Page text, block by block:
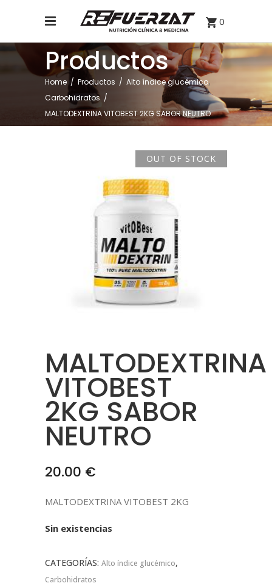
0
Productos
Home / Productos / Alto índice glucémico,
Carbohidratos /
MALTODEXTRINA VITOBEST 2KG SABOR NEUTRO
OUT OF STOCK
MALTODEXTRINA
VITOBEST
2KG SABOR
NEUTRO
20.00 €
MALTODEXTRINA VITOBEST 2KG
Sin existencias
CATEGORÍAS: Alto índice glucémico,
Carbohidratos